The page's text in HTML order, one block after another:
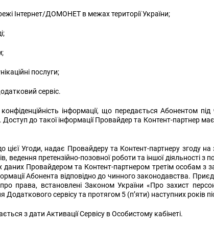
Інтернет/ДОМОНЕТ в межах території України;
послуги;
сервіс.
інформації, що передається Абонентом під
до такої інформації Провайдер та Контент-партнер
Угоди, надає Провайдеру та Контент-партнеру згоду
ведення претензійно-позовної роботи та іншої діяльності з
даних Провайдером та Контент-партнером третім особам
Абонента відповідно до чинного законодавства.
права, встановлені Законом України «Про захист
сервісу та протягом 5 (п’яти) наступних років
з дати Активації Сервісу в Особистому кабінеті.